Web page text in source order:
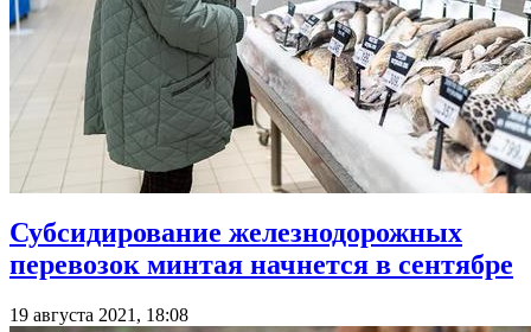
Субсидирование железнодорожных
перевозок минтая начнется в сентябре
19 августа 2021, 18:08